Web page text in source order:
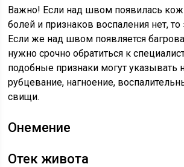
Важно! Если над швом появилась
болей и признаков воспаления нет, то
Если же над швом появляется
нужно срочно обратиться к
подобные признаки могут указывать
рубцевание, нагноение,
свищи.
Онемение
Отек живота